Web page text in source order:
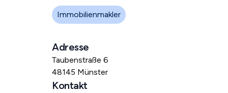
Immobilienmakler
Adresse
Taubenstraße 6
48145 Münster
Kontakt